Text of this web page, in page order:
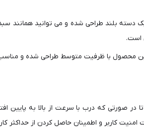
دسته بلند طراحی شده و می توانید همانند سبد آن را
است.
محصول با ظرفیت متوسط طراحی شده و
در صورتی که درب با سرعت از بالا به پایین
کاربر و اطمینان حاصل کردن از حداکثر